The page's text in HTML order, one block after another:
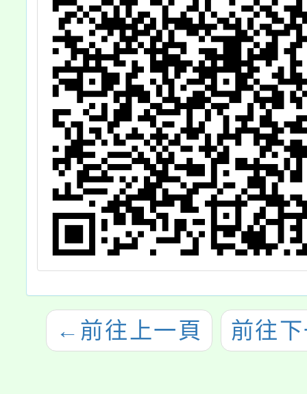
← 前往上一頁 前往